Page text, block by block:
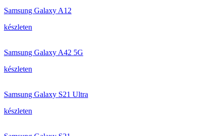
Samsung Galaxy A12
készleten
Samsung Galaxy A42 5G
készleten
Samsung Galaxy S21 Ultra
készleten